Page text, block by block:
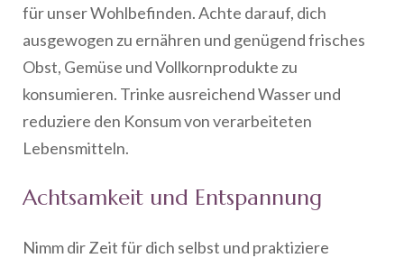
für unser Wohlbefinden. Achte darauf, dich
ausgewogen zu ernähren und genügend frisches
Obst, Gemüse und Vollkornprodukte zu
konsumieren. Trinke ausreichend Wasser und
reduziere den Konsum von verarbeiteten
Lebensmitteln.
Achtsamkeit und Entspannung
Nimm dir Zeit für dich selbst und praktiziere